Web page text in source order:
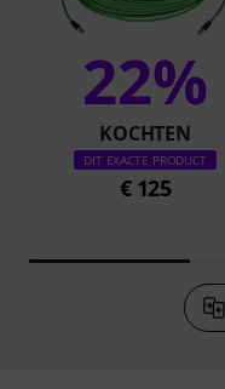
22%
KOCHTEN
DIT EXACTE PRODUCT
€ 125